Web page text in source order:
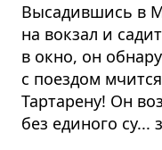
Высадившись в
на вокзал и
в окно, он
с поездом
Тартарену! Он
без единого су...